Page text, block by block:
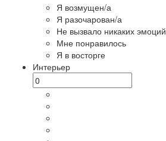
Я возмущен/а
Я разочарован/а
Не вызвало никаких эмоций
Мне понравилось
Я в восторге
Интерьер